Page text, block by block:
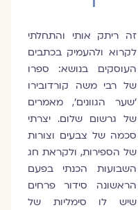
זה ריתק אותי והתחלתי
לקרוא ולהעמיק בכתבים
העוסקים בנושא: ספרו
של רבי משה קורדובירו
'שער הגוונים', מאמרים
של גרשום שלום. יצרתי
סכמה של צבעים וצורות
של הספירות, ולקראת חג
השבועות הכנתי בפעם
הראשונה סידור פרחים
שיש לו סימליות של